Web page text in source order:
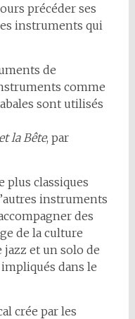
précéder ses
instruments qui
de
comme
sont utilisés
la Bête, par
plus classiques
instruments
des
de la culture
jazz et un solo de
dans le
crée par les